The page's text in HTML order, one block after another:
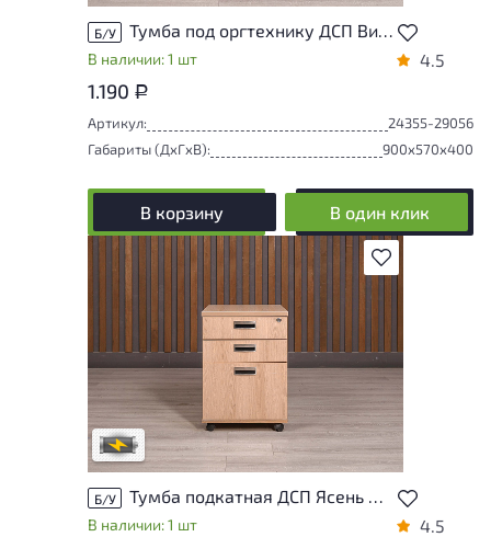
Б/У Тумба под оргтехнику ДСП Вишня Россия
В наличии: 1 шт 4.5
1.190 Р
Артикул:
24355-29056
Габариты (ДxГxВ):
900x570x400
В корзину В один клик
В избранное
Степень износа находится на стадии
проверки. Вы можете уточнить
дополнительную информацию у
сотрудников магазина
В обработке
Б/У Тумба подкатная ДСП Ясень шимо Россия
В наличии: 1 шт 4.5